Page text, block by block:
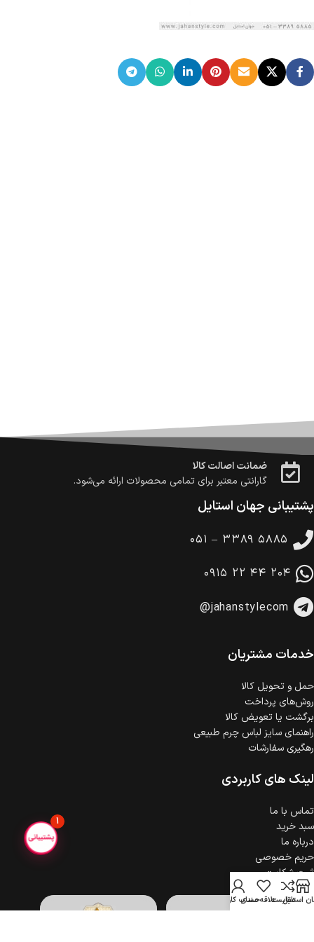
امکان پرداخت اقساطی
خرید اقساطی با شرایط آسان و بدون ضامن امکان‌پذیر
است.
ضمانت اصالت کالا
گارانتی معتبر برای تمامی محصولات ارائه می‌شود.
پشتیبانی جهان استایل
۰۵۱ – ۳۳۸۹ ۵۸۸۵
۰۹۱۵ ۲۲ ۴۴ ۲۰۴
@jahanstylecom
خدمات مشتریان
حمل‌ و تحویل کالا
روش‌های پرداخت
برگشت یا تعویض کالا
راهنمای سایز لباس چرم طبیعی
رهگیری سفارشات
لینک های کاربردی
تماس با ما
سبد خرید
درباره ما
حریم خصوصی
ثبت شکایت
استایلمقایسهعلاقه مندی
حساب کاربری
1